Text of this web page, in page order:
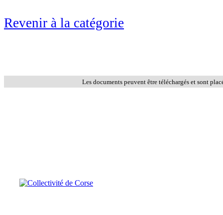
Revenir à la catégorie
Les documents peuvent être téléchargés et sont